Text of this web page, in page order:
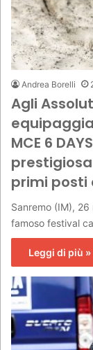
Andrea Borelli
Agli
MCE 6
primi posti
Sanremo (IM),
famoso festival
Leggi di più »